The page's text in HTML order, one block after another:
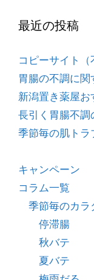
最近の投稿
コピーサイト
胃腸の不調に
新潟置き薬屋
長引く胃腸不調
季節毎の肌トラ
キャンペーン
コラム一覧
季節毎のカラ
停滞腸
秋バテ
夏バテ